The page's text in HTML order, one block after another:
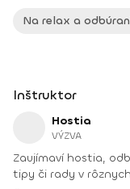
Na relax a
Inštruktor
Hostia
VÝZVA
Zaujímaví hostia,
tipy či rady v